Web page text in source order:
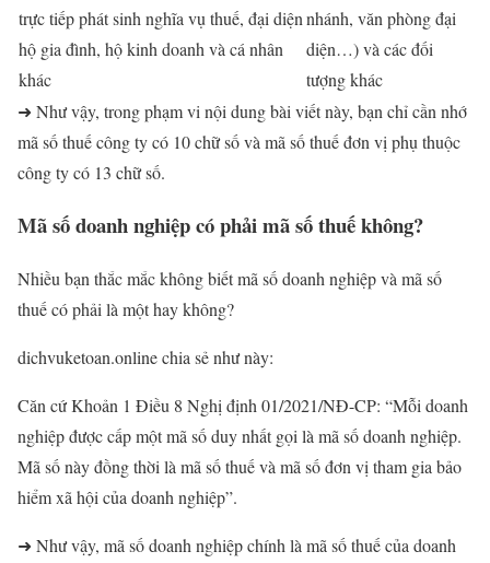
trực tiếp phát sinh nghĩa vụ thuế, đại diện
hộ gia đình, hộ kinh doanh và cá nhân
khác
nhánh, văn phòng đại
diện…) và các đối
tượng khác
➜ Như vậy, trong phạm vi nội dung bài viết này, bạn chỉ cần nhớ
mã số thuế công ty có 10 chữ số và mã số thuế đơn vị phụ thuộc
công ty có 13 chữ số.
Mã số doanh nghiệp có phải mã số thuế không?
Nhiều bạn thắc mắc không biết mã số doanh nghiệp và mã số
thuế có phải là một hay không?
dichvuketoan.online chia sẻ như này:
Căn cứ Khoản 1 Điều 8 Nghị định 01/2021/NĐ-CP: “Mỗi doanh
nghiệp được cấp một mã số duy nhất gọi là mã số doanh nghiệp.
Mã số này đồng thời là mã số thuế và mã số đơn vị tham gia bảo
hiểm xã hội của doanh nghiệp”.
➜ Như vậy, mã số doanh nghiệp chính là mã số thuế của doanh